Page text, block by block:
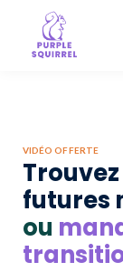
VIDÉO OFFERTE
futures
ou